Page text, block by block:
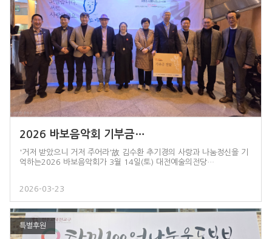
2026 바보음악회 기부금…
'거저 받았으니 거저 주어라'故 김수환 추기경의 사랑과 나눔정신을 기
억하는2026 바보음악회가 3월 14일(토) 대전예술의전당…
2026-03-23
특별후원